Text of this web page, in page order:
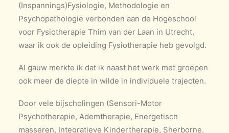
(Inspannings)Fysiologie, Methodologie en
Psychopathologie verbonden aan de Hogeschool
voor Fysiotherapie Thim van der Laan in Utrecht,
waar ik ook de opleiding Fysiotherapie heb gevolgd.
Al gauw merkte ik dat ik naast het werk met groepen
ook meer de diepte in wilde in individuele trajecten.
Door vele bijscholingen (Sensori-Motor
Psychotherapie, Ademtherapie, Energetisch
masseren, Integratieve Kindertherapie, Sherborne,